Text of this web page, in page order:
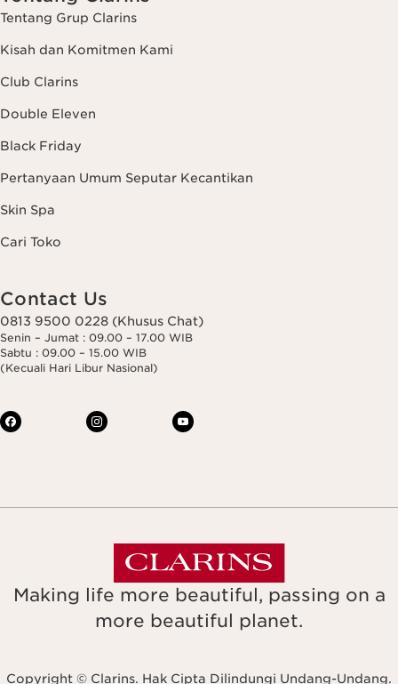
Tentang Grup Clarins
Kisah dan Komitmen Kami
Club Clarins
Double Eleven
Black Friday
Pertanyaan Umum Seputar Kecantikan
Skin Spa
Cari Toko
Contact Us
0813 9500 0228 (Khusus Chat)
Senin – Jumat : 09.00 – 17.00 WIB
Sabtu : 09.00 – 15.00 WIB
(Kecuali Hari Libur Nasional)
Making life more beautiful, passing on a
more beautiful planet.
Copyright © Clarins. Hak Cipta Dilindungi Undang-Undang.